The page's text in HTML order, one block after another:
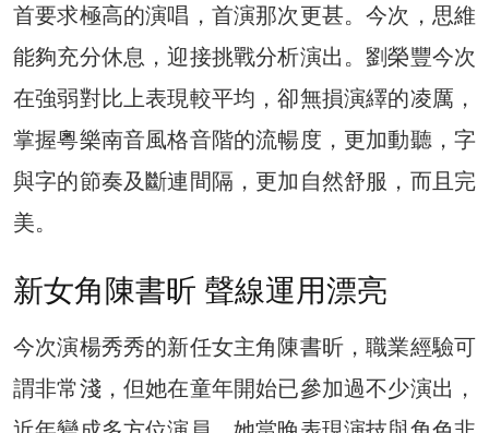
首要求極高的演唱，首演那次更甚。今次，思維
能夠充分休息，迎接挑戰分析演出。劉榮豐今次
在強弱對比上表現較平均，卻無損演繹的凌厲，
掌握粵樂南音風格音階的流暢度，更加動聽，字
與字的節奏及斷連間隔，更加自然舒服，而且完
美。
新女角陳書昕 聲線運用漂亮
今次演楊秀秀的新任女主角陳書昕，職業經驗可
謂非常淺，但她在童年開始已參加過不少演出，